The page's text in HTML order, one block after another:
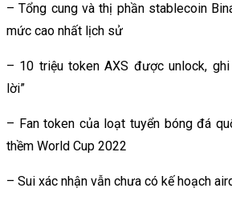
– Tổng cung và thị phần stablecoin
mức cao nhất lịch sử
– 10 triệu token AXS được unlock,
lời”
– Fan token của loạt tuyển bóng đá
thềm World Cup 2022
– Sui xác nhận vẫn chưa có kế hoạch